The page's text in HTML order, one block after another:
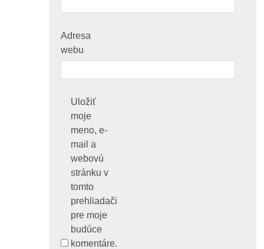
Adresa
webu
Uložiť
moje
meno, e-
mail a
webovú
stránku v
tomto
prehliadači
pre moje
budúce
komentáre.